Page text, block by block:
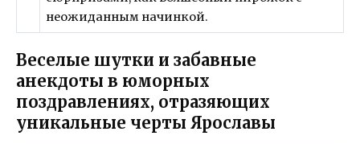
неожиданным начинкой.
Веселые шутки и забавные
анекдоты в юморных
поздравлениях, отразяющих
уникальные черты Ярославы